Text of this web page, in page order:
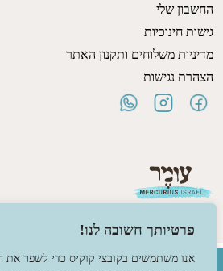
פתח סרגל נגישות
פרטיותך חשובה לנו!
אנו משתמשים בקובצי קוקיס כדי לשפר את
החשבון שלי
גישות חינוכיות
מדיניות משלוחים ותקנון האתר
הצהרת נגישות